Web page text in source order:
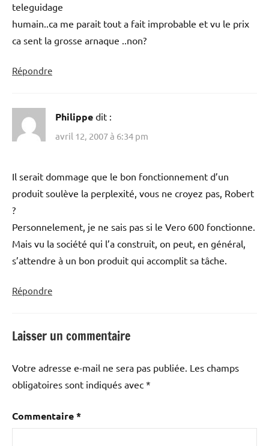
teleguidage
humain..ca me parait tout a fait improbable et vu le prix
ca sent la grosse arnaque ..non?
Répondre
Philippe dit :
avril 12, 2007 à 6:34 pm
Il serait dommage que le bon fonctionnement d’un
produit soulève la perplexité, vous ne croyez pas, Robert
?
Personnelement, je ne sais pas si le Vero 600 fonctionne.
Mais vu la société qui l’a construit, on peut, en général,
s’attendre à un bon produit qui accomplit sa tâche.
Répondre
Laisser un commentaire
Votre adresse e-mail ne sera pas publiée. Les champs
obligatoires sont indiqués avec *
Commentaire*